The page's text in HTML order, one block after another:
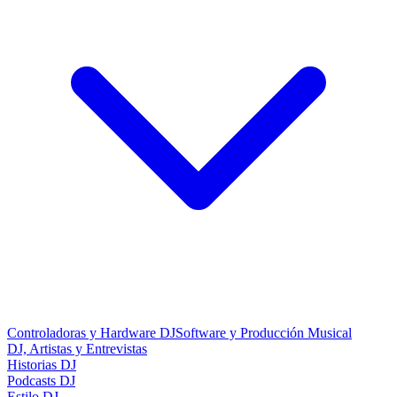
Controladoras y Hardware DJSoftware y Producción Musical
DJ, Artistas y Entrevistas
Historias DJ
Podcasts DJ